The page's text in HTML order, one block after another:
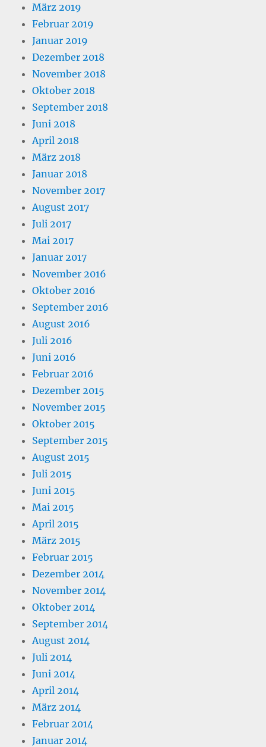
März 2019
Februar 2019
Januar 2019
Dezember 2018
November 2018
Oktober 2018
September 2018
Juni 2018
April 2018
März 2018
Januar 2018
November 2017
August 2017
Juli 2017
Mai 2017
Januar 2017
November 2016
Oktober 2016
September 2016
August 2016
Juli 2016
Juni 2016
Februar 2016
Dezember 2015
November 2015
Oktober 2015
September 2015
August 2015
Juli 2015
Juni 2015
Mai 2015
April 2015
März 2015
Februar 2015
Dezember 2014
November 2014
Oktober 2014
September 2014
August 2014
Juli 2014
Juni 2014
April 2014
März 2014
Februar 2014
Januar 2014